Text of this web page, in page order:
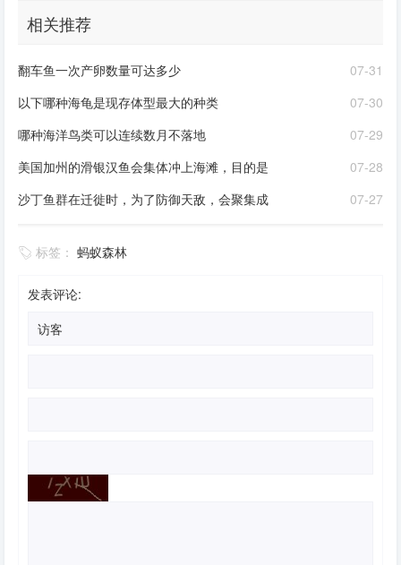
相关推荐
07-31
翻车鱼一次产卵数量可达多少
07-30
以下哪种海龟是现存体型最大的种类
07-29
哪种海洋鸟类可以连续数月不落地
07-28
美国加州的滑银汉鱼会集体冲上海滩，目的是
07-27
沙丁鱼群在迁徙时，为了防御天敌，会聚集成
标签： 蚂蚁森林
发表评论: